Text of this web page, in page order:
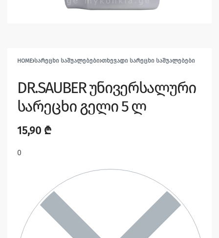
HOME›ᲡᲐᲠᲔᲪᲮᲘ ᲡᲐᲨᲣᲐᲚᲔᲑᲔᲑᲘ›ᲗᲮᲔᲕᲐᲓᲘ ᲡᲐᲠᲔᲪᲮᲘ ᲡᲐᲨᲣᲐᲚᲔᲑᲔᲑᲘ
DR.SAUBER უნივერსალური
სარეცხი გელი 5 ლ
15,90 ₾
0